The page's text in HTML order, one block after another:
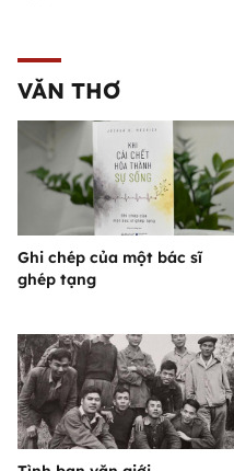
VĂN THƠ
Ghi chép của một bác sĩ
ghép tạng